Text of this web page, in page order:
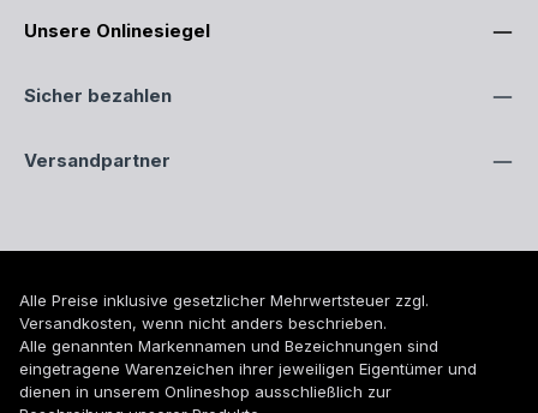
Unsere Onlinesiegel
Sicher bezahlen
Versandpartner
Alle Preise inklusive gesetzlicher Mehrwertsteuer zzgl.
Versandkosten, wenn nicht anders beschrieben.
Alle genannten Markennamen und Bezeichnungen sind
eingetragene Warenzeichen ihrer jeweiligen Eigentümer und
dienen in unserem Onlineshop ausschließlich zur